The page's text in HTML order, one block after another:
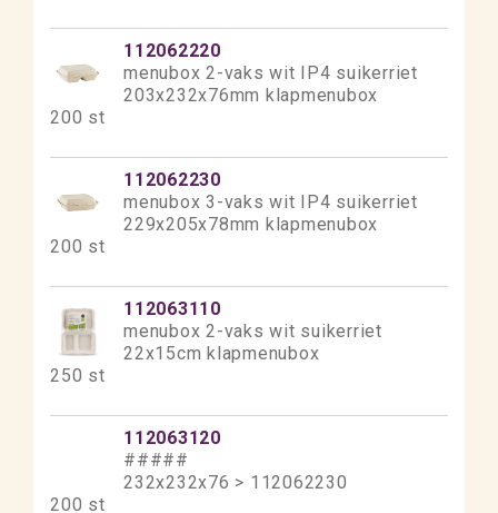
112062220
menubox 2-vaks wit IP4 suikerriet
203x232x76mm klapmenubox
200 st
112062230
menubox 3-vaks wit IP4 suikerriet
229x205x78mm klapmenubox
200 st
112063110
menubox 2-vaks wit suikerriet
22x15cm klapmenubox
250 st
112063120
#####
232x232x76 > 112062230
200 st